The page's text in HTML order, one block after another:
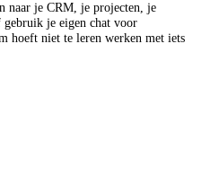
naar je CRM, je projecten, je
gebruik je eigen chat voor
hoeft niet te leren werken met iets